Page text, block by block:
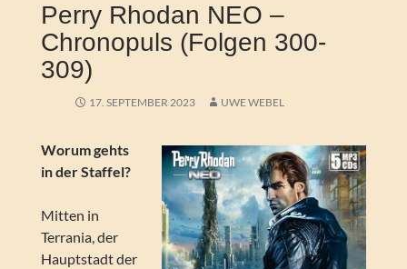
Perry Rhodan NEO –
Chronopuls (Folgen 300-
309)
17. SEPTEMBER 2023 UWE WEBEL
Worum gehts
in der Staffel?
Mitten in
Terrania, der
Hauptstadt der